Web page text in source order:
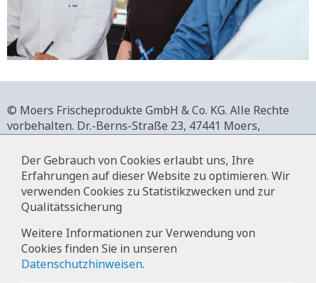
© Moers Frischeprodukte GmbH & Co. KG. Alle Rechte
vorbehalten. Dr.-Berns-Straße 23, 47441 Moers,
+49 2841 911-0,www.moers-frischeprodukte.de
Impressum
Datenschutz
Der Gebrauch von Cookies erlaubt uns, Ihre
Erfahrungen auf dieser Website zu optimieren. Wir
verwenden Cookies zu Statistikzwecken und zur
Qualitätssicherung
Weitere Informationen zur Verwendung von
Cookies finden Sie in unseren
Datenschutzhinweisen.